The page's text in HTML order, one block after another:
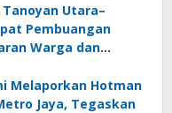
Utara–
Pembuangan
Warga dan
Melaporkan Hotman
Jaya, Tegaskan